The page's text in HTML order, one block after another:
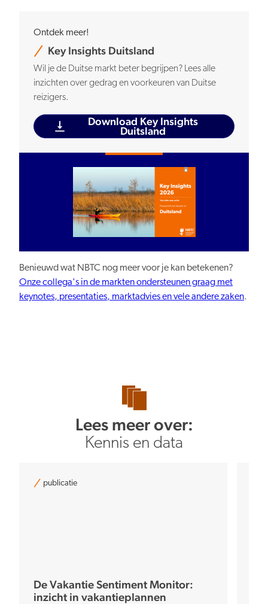
Ontdek meer!
Key Insights Duitsland
Wil je de Duitse markt beter begrijpen? Lees alle
inzichten over gedrag en voorkeuren van Duitse
reizigers.
Download Key Insights
Duitsland
Benieuwd wat NBTC nog meer voor je kan betekenen?
Onze collega's in de markten ondersteunen graag met
keynotes, presentaties, marktadvies en vele andere zaken.
Lees meer over:
Kennis en data
publicatie
De Vakantie Sentiment Monitor:
inzicht in vakantieplannen